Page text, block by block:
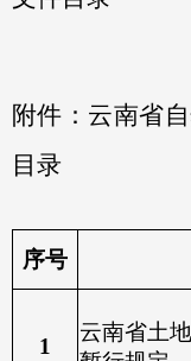
附件： 云南省
目录
序号
1
云南省土